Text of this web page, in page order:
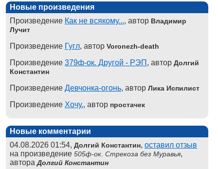
Новые произведения
Произведение Как не всякому..., автор Владимир
Лучит
Произведение Гугл, автор Voronezh-death
Произведение 379ф-ок. Другой - РЭП , автор Долгий
Константин
Произведение Девчонка-огонь, автор Лика Испилист
Произведение Хочу., автор простачек
Новые комментарии
04.08.2026 01:54, Долгий Константин, оставил отзыв
на произведение 505ф-ок. Стрекоза без Муравья,
автораДолгий Константин